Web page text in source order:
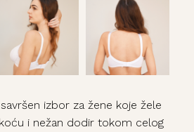
izbor za žene koje žele
i nežan dodir tokom celog